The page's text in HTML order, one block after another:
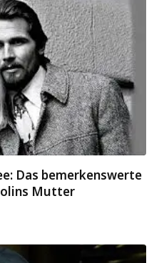
Das bemerkenswerte
Mutter